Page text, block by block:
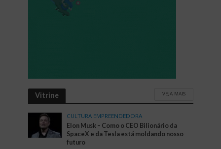
Vitrine VEJA MAIS
CULTURA EMPREENDEDORA
Elon Musk – Como o CEO Bilionário da
SpaceX e da Tesla está moldando nosso
futuro